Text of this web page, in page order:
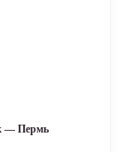
— Пермь